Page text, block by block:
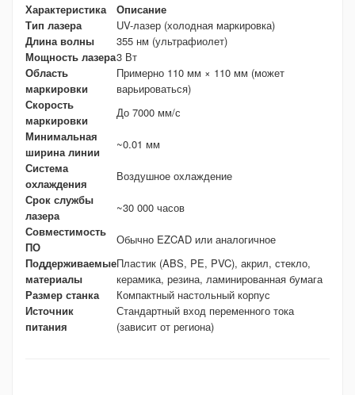
Характеристика
Описание
Тип лазера
UV-лазер (холодная маркировка)
Длина волны
355 нм (ультрафиолет)
Мощность лазера3 Вт
Область
маркировки
Примерно 110 мм × 110 мм (может
варьироваться)
Скорость
маркировки
До 7000 мм/с
Минимальная
ширина линии
~0.01 мм
Система
охлаждения
Воздушное охлаждение
Срок службы
лазера
~30 000 часов
Совместимость
ПО
Обычно EZCAD или аналогичное
Поддерживаемые
материалы
Пластик (ABS, PE, PVC), акрил, стекло,
керамика, резина, ламинированная бумага
Размер станка
Компактный настольный корпус
Источник
питания
Стандартный вход переменного тока
(зависит от региона)